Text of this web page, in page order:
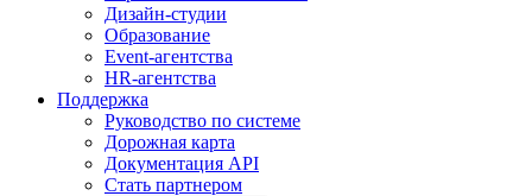
Дизайн-студии
Образование
Event-агентства
HR-агентства
Поддержка
Руководство по системе
Дорожная карта
Документация API
Стать партнером